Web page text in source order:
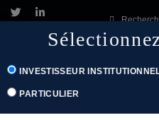
Étiquette :VM
Posted
22 mai 2024
INVESTISSEUR
PARTICULIER